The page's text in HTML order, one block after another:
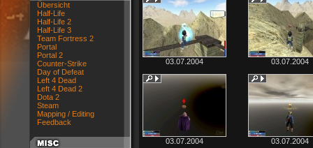
Übersicht
Half-Life
Half-Life 2
Half-Life 3
Team Fortress 2
Portal
Portal 2
Counter-Strike
Day of Defeat
Left 4 Dead
Left 4 Dead 2
Dota 2
Steam
Mapping / Editing
Feedback
03.07.2004 03.07.2004
03.07.2004 03.07.2004